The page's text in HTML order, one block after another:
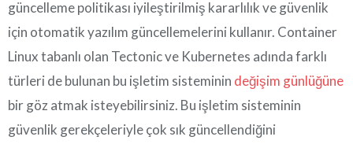
güncelleme politikası iyileştirilmiş kararlılık ve güvenlik
için otomatik yazılım güncellemelerini kullanır. Container
Linux tabanlı olan Tectonic ve Kubernetes adında farklı
türleri de bulunan bu işletim sisteminin değişim günlüğüne
bir göz atmak isteyebilirsiniz. Bu işletim sisteminin
güvenlik gerekçeleriyle çok sık güncellendiğini